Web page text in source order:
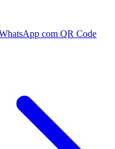
com QR Code